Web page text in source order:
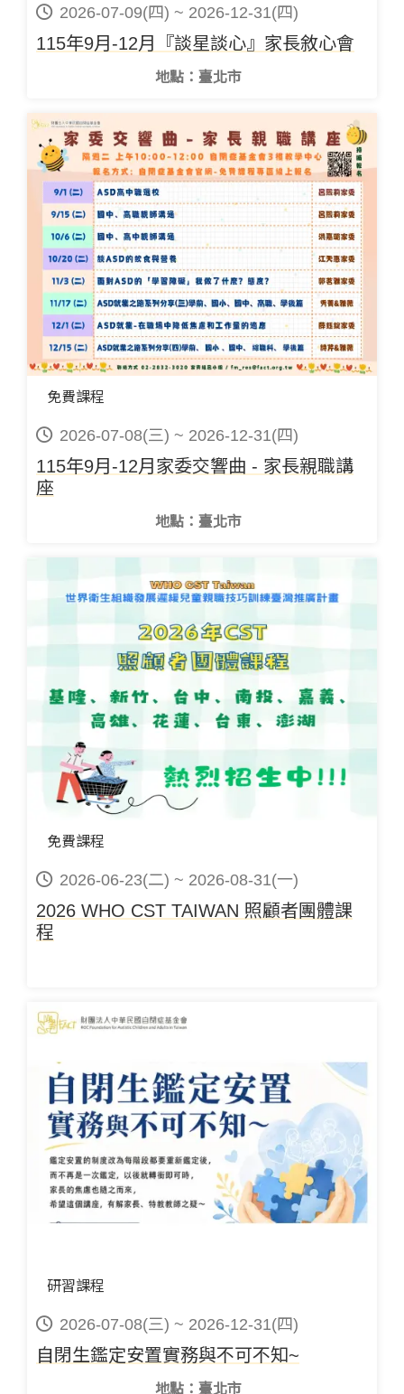
2026-07-09(四) ~ 2026-12-31(四)
115年9月-12月『談星談心』家長敘心會
地點：臺北市
免費課程
2026-07-08(三) ~ 2026-12-31(四)
115年9月-12月家委交響曲 - 家長親職講
座
地點：臺北市
免費課程
2026-06-23(二) ~ 2026-08-31(一)
2026 WHO CST TAIWAN 照顧者團體課
程
研習課程
2026-07-08(三) ~ 2026-12-31(四)
自閉生鑑定安置實務與不可不知~
地點：臺北市